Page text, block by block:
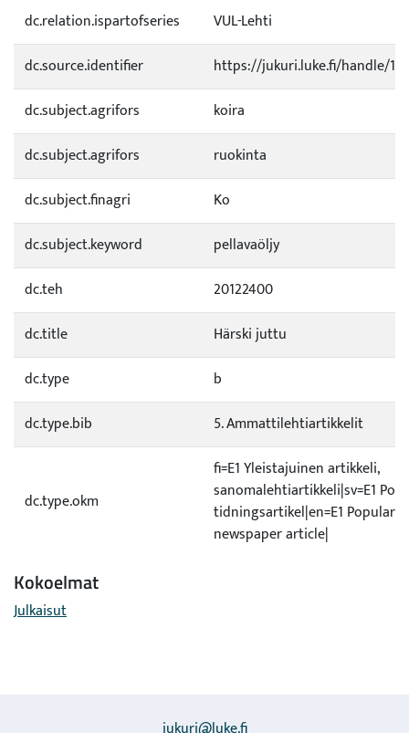
dc.relation.ispartofseries
VUL-Lehti
dc.source.identifier
https://jukuri.luke.fi/handle/
dc.subject.agrifors
koira
dc.subject.agrifors
ruokinta
dc.subject.finagri
Ko
dc.subject.keyword
pellavaöljy
dc.teh
20122400
dc.title
Härski juttu
dc.type
b
dc.type.bib
5. Ammattilehtiartikkelit
dc.type.okm
fi=E1 Yleistajuinen artikkeli,
sanomalehtiartikkeli|sv=E1
tidningsartikel|en=E1
newspaper article|
Kokoelmat
Julkaisut